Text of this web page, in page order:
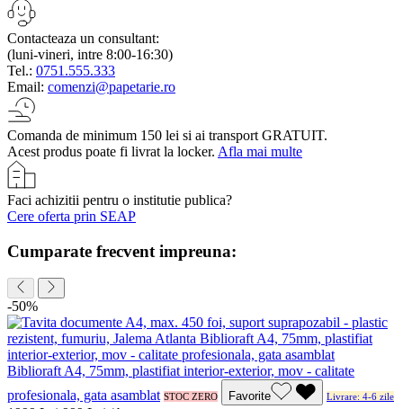
Contacteaza un consultant:
(luni-vineri, intre 8:00-16:30)
Tel.: 0751.555.333
Email: comenzi@papetarie.ro
Comanda de minimum 150 lei si ai transport GRATUIT.
Acest produs poate fi livrat la locker. Afla mai multe
Faci achizitii pentru o institutie publica?
Cere oferta prin SEAP
Cumparate frecvent impreuna:
-50%
Biblioraft A4, 75mm, plastifiat interior-exterior, mov - calitate
profesionala, gata asamblat STOC ZERO Favorite Livrare: 4-6 zile